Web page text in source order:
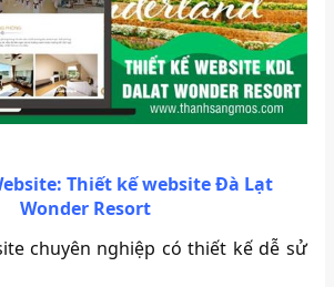
Thiết kế websiteĐà Lạt
Wonder Resort
chuyên nghiệp có thiết kế dễ sử